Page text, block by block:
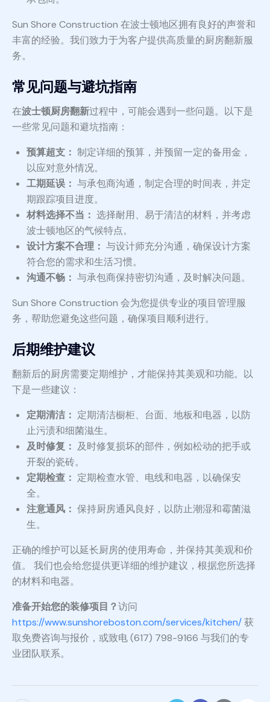
Sun Shore Construction 在波士顿地区拥有良好的声誉和
丰富的经验。我们致力于为客户提供高质量的厨房翻新服
务。
常见问题与避坑指南
在波士顿厨房翻新过程中，可能会遇到一些问题。以下是
一些常见问题和避坑指南：
预算超支： 制定详细的预算，并预留一定的备用金，
以应对意外情况。
工期延误： 与承包商沟通，制定合理的时间表，并定
期跟踪项目进度。
材料选择不当： 选择耐用、易于清洁的材料，并考虑
波士顿地区的气候特点。
设计方案不合理： 与设计师充分沟通，确保设计方案
符合您的需求和生活习惯。
沟通不畅： 与承包商保持密切沟通，及时解决问题。
Sun Shore Construction 会为您提供专业的项目管理服
务，帮助您避免这些问题，确保项目顺利进行。
后期维护建议
翻新后的厨房需要定期维护，才能保持其美观和功能。以
下是一些建议：
定期清洁： 定期清洁橱柜、台面、地板和电器，以防
止污渍和细菌滋生。
及时修复： 及时修复损坏的部件，例如松动的把手或
开裂的瓷砖。
定期检查： 定期检查水管、电线和电器，以确保安
全。
注意通风： 保持厨房通风良好，以防止潮湿和霉菌滋
生。
正确的维护可以延长厨房的使用寿命，并保持其美观和价
值。 我们也会给您提供更详细的维护建议，根据您所选择
的材料和电器。
准备开始您的装修项目？访问
https://www.sunshoreboston.com/services/kitchen/获
取免费咨询与报价，或致电 (617) 798-9166 与我们的专
业团队联系。